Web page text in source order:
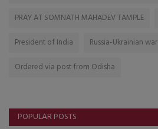
PRAY AT SOMNATH MAHADEV TAMPLE
President of India
Russia-Ukrainian war
Ordered via post from Odisha
POPULAR POSTS